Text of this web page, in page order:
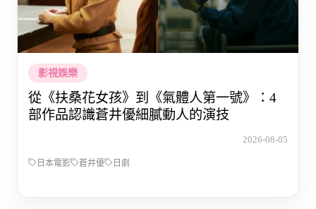
影視娛樂
從《扶桑花女孩》到《氣體人第一號》：4
部作品認識蒼井優細膩動人的演技
2026-08-05
日本電影 蒼井優 日劇